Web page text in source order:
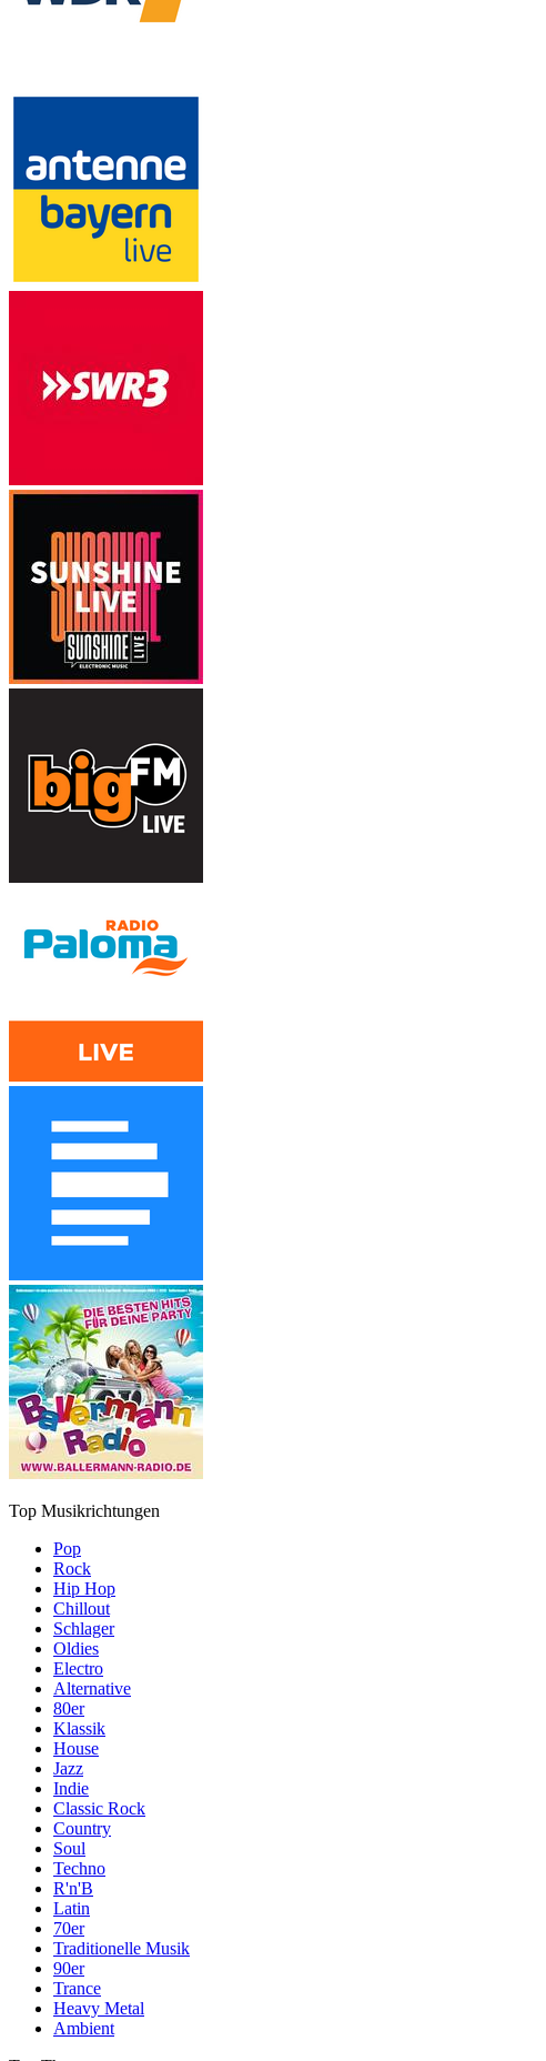
Top Musikrichtungen
Pop
Rock
Hip Hop
Chillout
Schlager
Oldies
Electro
Alternative
80er
Klassik
House
Jazz
Indie
Classic Rock
Country
Soul
Techno
R'n'B
Latin
70er
Traditionelle Musik
90er
Trance
Heavy Metal
Ambient